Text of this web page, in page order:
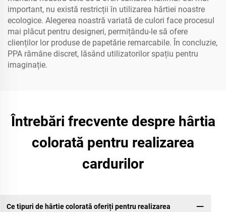
important, nu există restricții în utilizarea hârtiei noastre
ecologice. Alegerea noastră variată de culori face procesul
mai plăcut pentru designeri, permițându-le să ofere
clienților lor produse de papetărie remarcabile. În concluzie,
PPA rămâne discret, lăsând utilizatorilor spațiu pentru
imaginație.
Întrebări frecvente despre hârtia
colorată pentru realizarea
cardurilor
Ce tipuri de hârtie colorată oferiți pentru realizarea